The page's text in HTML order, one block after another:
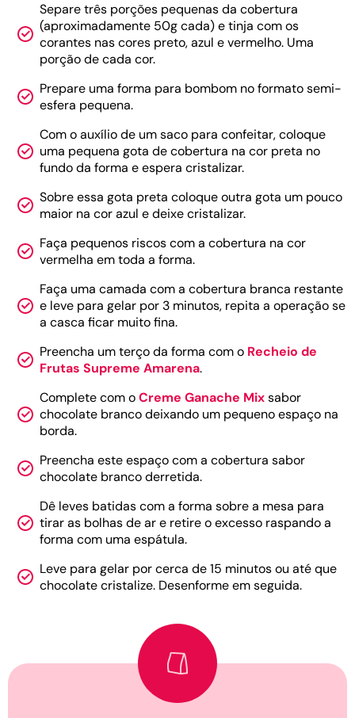
Separe três porções pequenas da cobertura
(aproximadamente 50g cada) e tinja com os
corantes nas cores preto, azul e vermelho. Uma
porção de cada cor.
Prepare uma forma para bombom no formato semi-
esfera pequena.
Com o auxílio de um saco para confeitar, coloque
uma pequena gota de cobertura na cor preta no
fundo da forma e espera cristalizar.
Sobre essa gota preta coloque outra gota um pouco
maior na cor azul e deixe cristalizar.
Faça pequenos riscos com a cobertura na cor
vermelha em toda a forma.
Faça uma camada com a cobertura branca restante
e leve para gelar por 3 minutos, repita a operação se
a casca ficar muito fina.
Preencha um terço da forma com o Recheio de
Frutas Supreme Amarena.
Complete com oCreme Ganache Mixsabor
chocolate branco deixando um pequeno espaço na
borda.
Preencha este espaço com a cobertura sabor
chocolate branco derretida.
Dê leves batidas com a forma sobre a mesa para
tirar as bolhas de ar e retire o excesso raspando a
forma com uma espátula.
Leve para gelar por cerca de 15 minutos ou até que
chocolate cristalize. Desenforme em seguida.